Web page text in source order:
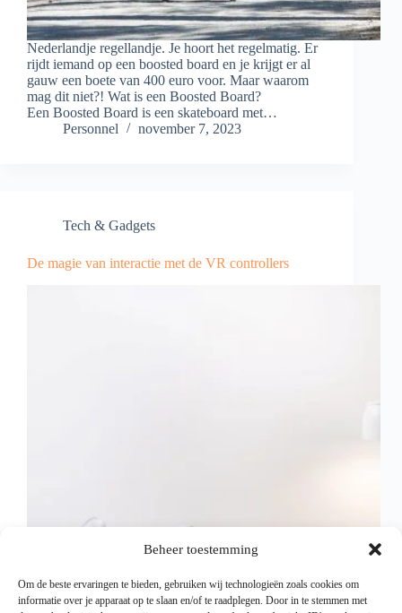
Beheer toestemming
Om de beste ervaringen te bieden, gebruiken wij technologieën zoals cookies om
informatie over je apparaat op te slaan en/of te raadplegen. Door in te stemmen met
Nederlandje regellandje. Je hoort het regelmatig. Er
rijdt iemand op een boosted board en je krijgt er al
gauw een boete van 400 euro voor. Maar waarom
mag dit niet?! Wat is een Boosted Board?
Een Boosted Board is een skateboard met…
Personnel
november 7, 2023
Tech & Gadgets
De magie van interactie met de VR controllers